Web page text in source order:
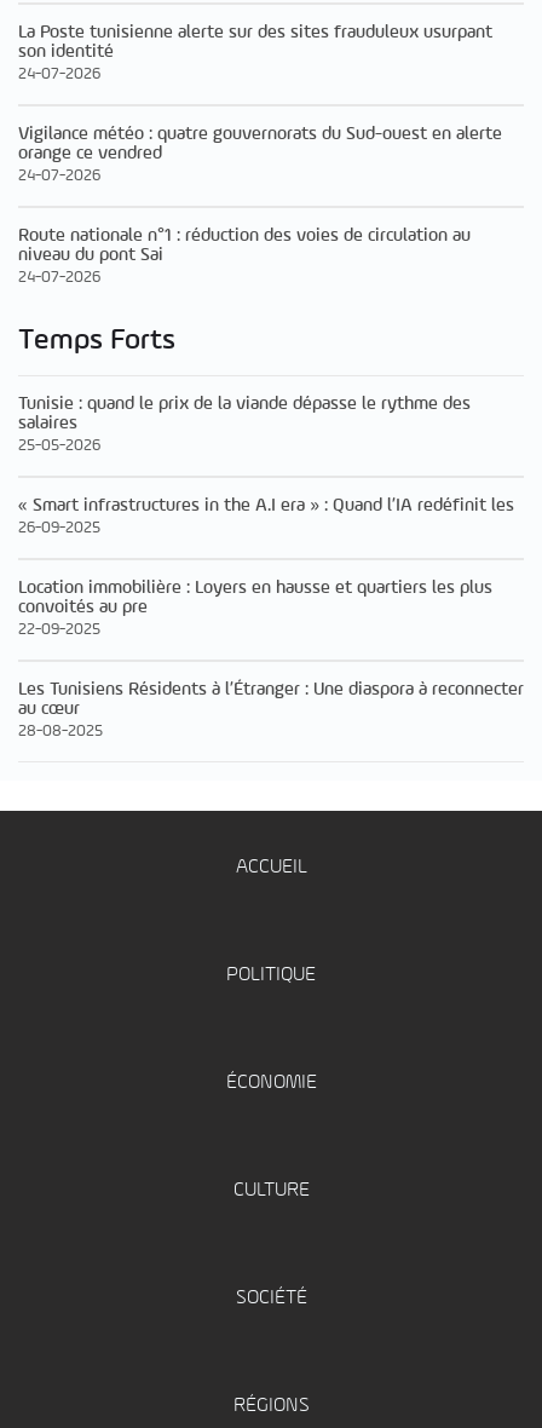
La Poste tunisienne alerte sur des sites frauduleux usurpant
son identité
24-07-2026
Vigilance météo : quatre gouvernorats du Sud-ouest en alerte
orange ce vendred
24-07-2026
Route nationale n°1 : réduction des voies de circulation au
niveau du pont Sai
24-07-2026
Temps Forts
Tunisie : quand le prix de la viande dépasse le rythme des
salaires
25-05-2026
« Smart infrastructures in the A.I era » : Quand l’IA redéfinit les
26-09-2025
Location immobilière : Loyers en hausse et quartiers les plus
convoités au pre
22-09-2025
Les Tunisiens Résidents à l’Étranger : Une diaspora à reconnecter
au cœur
28-08-2025
ACCUEIL
POLITIQUE
ÉCONOMIE
CULTURE
SOCIÉTÉ
RÉGIONS